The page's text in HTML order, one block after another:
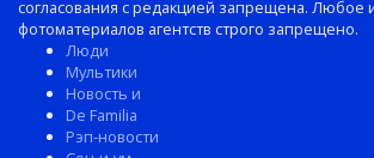
согласования с редакцией запрещена. Любое
фотоматериалов агентств строго запрещено.
Люди
Мультики
Новость и
De Familia
Рэп-новости